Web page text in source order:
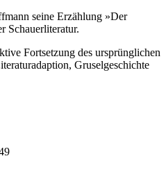
seine Erzählung »Der
Schauerliteratur.
Fortsetzung des ursprünglichen
Gruselgeschichte